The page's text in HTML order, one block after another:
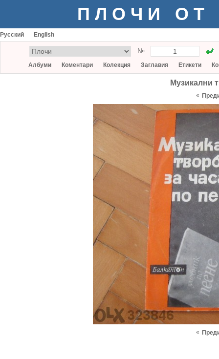
ПЛОЧИ ОТ
Русский English
№
Албуми Коментари Колекция Заглавия Етикети
Музикални
«
«